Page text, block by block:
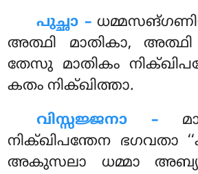
പുച്ഛാ –
അത്ഥി മാതികാ, അത്ഥി
തേസു മാതികം
കതം നിക്ഖിത്താ.
വിസ്സജ്ജനാ –
നിക്ഖിപന്തേന ഭഗവതാ
അകുസലാ ധമ്മാ